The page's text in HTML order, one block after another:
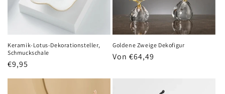
Keramik-Lotus-Dekorationsteller,
Schmuckschale
Normaler
€9,95
Goldene Zweige Dekofigur
Normaler
Von €64,49